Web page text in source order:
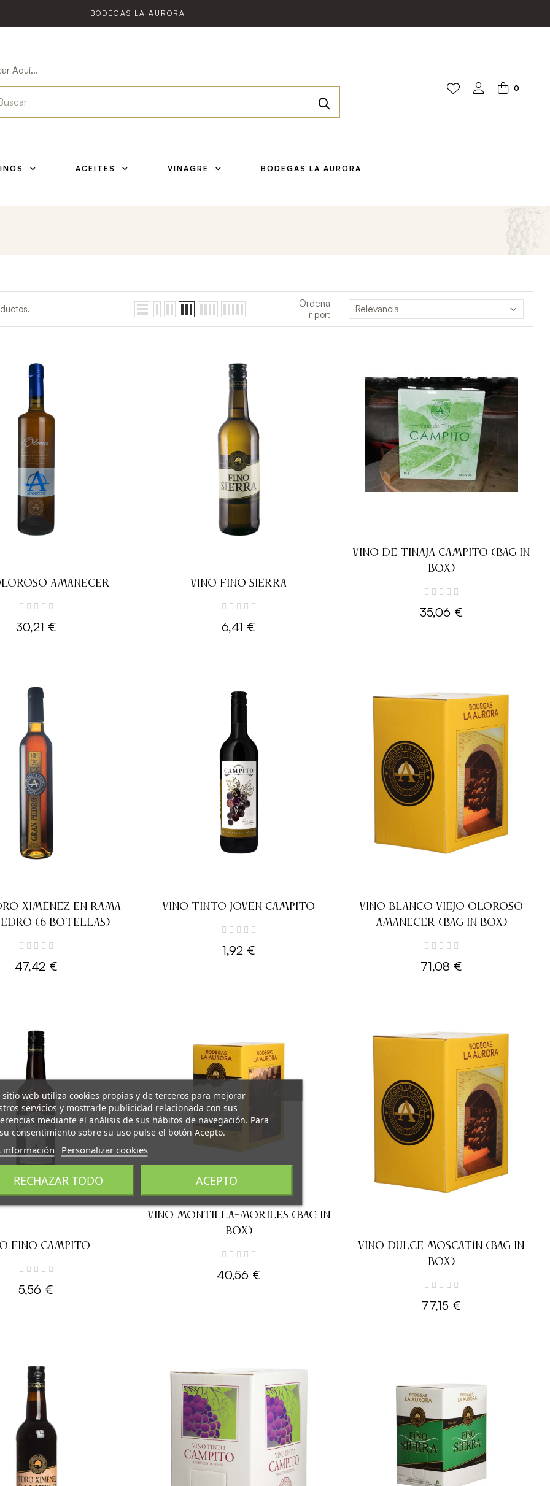
BODEGAS LA AURORA
Aquí...
0
ACEITES VINAGRE BODEGAS LA AURORA
Ordena
r por:
Relevancia
AMANECER
30,21 €
VINO FINO SIERRA
6,41 €
VINO DE TINAJA CAMPITO (BAG IN
BOX)
35,06 €
XIMÉNEZ EN RAMA
(6 BOTELLAS)
47,42 €
VINO TINTO JOVEN CAMPITO
1,92 €
VINO BLANCO VIEJO OLOROSO
AMANECER (BAG IN BOX)
71,08 €
FINO CAMPITO
5,56 €
VINO MONTILLA-MORILES (BAG IN
BOX)
40,56 €
VINO DULCE MOSCATÍN (BAG IN
BOX)
77,15 €
sitio web utiliza cookies propias y de terceros para mejorar
servicios y mostrarle publicidad relacionada con sus
mediante el análisis de sus hábitos de navegación. Para
consentimiento sobre su uso pulse el botón Acepto.
información Personalizar cookies
RECHAZAR TODO ACEPTO